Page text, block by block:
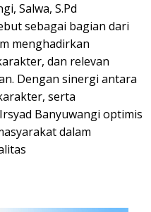
Salwa, S.Pd
sebagai bagian dari
menghadirkan
dan relevan
Dengan sinergi antara
serta
Banyuwangi optimis
dalam